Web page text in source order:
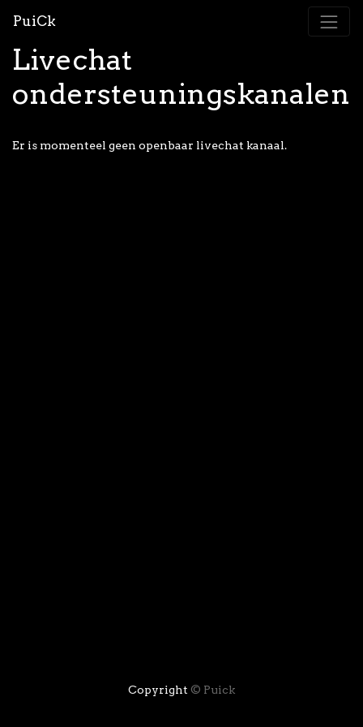
PuiCk
Livechat
ondersteuningskanalen
Er is momenteel geen openbaar livechat kanaal.
Copyright © Puick